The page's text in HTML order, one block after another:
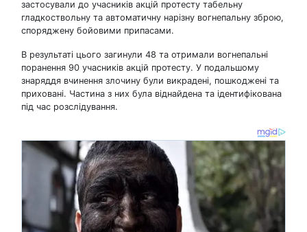
застосували до учасників акцій протесту табельну
гладкоствольну та автоматичну нарізну вогнепальну зброю,
споряджену бойовими припасами.
В результаті цього загинули 48 та отримали вогнепальні
поранення 90 учасників акцій протесту. У подальшому
знаряддя вчинення злочину були викрадені, пошкоджені та
приховані. Частина з них була віднайдена та ідентифікована
під час розслідування.